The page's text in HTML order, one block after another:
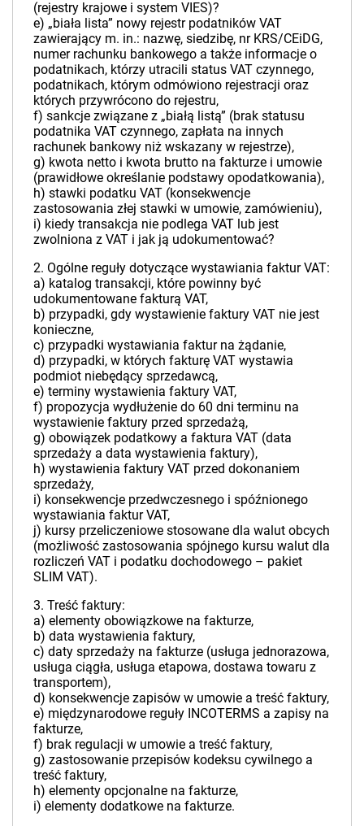
(rejestry krajowe i system VIES)?
e) „biała lista” nowy rejestr podatników VAT
zawierający m. in.: nazwę, siedzibę, nr KRS/CEiDG,
numer rachunku bankowego a także informacje o
podatnikach, którzy utracili status VAT czynnego,
podatnikach, którym odmówiono rejestracji oraz
których przywrócono do rejestru,
f) sankcje związane z „białą listą” (brak statusu
podatnika VAT czynnego, zapłata na innych
rachunek bankowy niż wskazany w rejestrze),
g) kwota netto i kwota brutto na fakturze i umowie
(prawidłowe określanie podstawy opodatkowania),
h) stawki podatku VAT (konsekwencje
zastosowania złej stawki w umowie, zamówieniu),
i) kiedy transakcja nie podlega VAT lub jest
zwolniona z VAT i jak ją udokumentować?
2. Ogólne reguły dotyczące wystawiania faktur VAT:
a) katalog transakcji, które powinny być
udokumentowane fakturą VAT,
b) przypadki, gdy wystawienie faktury VAT nie jest
konieczne,
c) przypadki wystawiania faktur na żądanie,
d) przypadki, w których fakturę VAT wystawia
podmiot niebędący sprzedawcą,
e) terminy wystawienia faktury VAT,
f) propozycja wydłużenie do 60 dni terminu na
wystawienie faktury przed sprzedażą,
g) obowiązek podatkowy a faktura VAT (data
sprzedaży a data wystawienia faktury),
h) wystawienia faktury VAT przed dokonaniem
sprzedaży,
i) konsekwencje przedwczesnego i spóźnionego
wystawiania faktur VAT,
j) kursy przeliczeniowe stosowane dla walut obcych
(możliwość zastosowania spójnego kursu walut dla
rozliczeń VAT i podatku dochodowego – pakiet
SLIM VAT).
3. Treść faktury:
a) elementy obowiązkowe na fakturze,
b) data wystawienia faktury,
c) daty sprzedaży na fakturze (usługa jednorazowa,
usługa ciągła, usługa etapowa, dostawa towaru z
transportem),
d) konsekwencje zapisów w umowie a treść faktury,
e) międzynarodowe reguły INCOTERMS a zapisy na
fakturze,
f) brak regulacji w umowie a treść faktury,
g) zastosowanie przepisów kodeksu cywilnego a
treść faktury,
h) elementy opcjonalne na fakturze,
i) elementy dodatkowe na fakturze.